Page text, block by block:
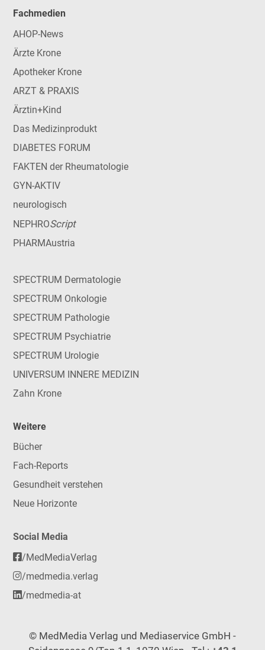
Fachmedien
AHOP-News
Ärzte Krone
Apotheker Krone
ARZT & PRAXIS
Ärztin+Kind
Das Medizinprodukt
DIABETES FORUM
FAKTEN der Rheumatologie
GYN-AKTIV
neurologisch
NEPHROScript
PHARMAustria
SPECTRUM Dermatologie
SPECTRUM Onkologie
SPECTRUM Pathologie
SPECTRUM Psychiatrie
SPECTRUM Urologie
UNIVERSUM INNERE MEDIZIN
Zahn Krone
Weitere
Bücher
Fach-Reports
Gesundheit verstehen
Neue Horizonte
Social Media
/MedMediaVerlag
/medmedia.verlag
/medmedia-at
© MedMedia Verlag und Mediaservice GmbH -